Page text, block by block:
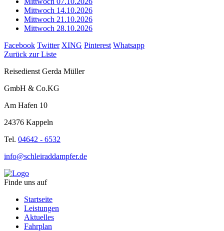
Mittwoch 14.10.2026
Mittwoch 21.10.2026
Mittwoch 28.10.2026
Facebook Twitter XING Pinterest Whatsapp
Zurück zur Liste
Reisedienst Gerda Müller
GmbH & Co.KG
Am Hafen 10
24376 Kappeln
Tel. 04642 - 6532
info@schleiraddampfer.de
Finde uns auf
Startseite
Leistungen
Aktuelles
Fahrplan